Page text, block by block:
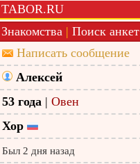
TABOR.RU
Знакомства | Поиск анкет
Написать сообщение
Алексей
53 года | Овен
Хор
Был 2 дня назад